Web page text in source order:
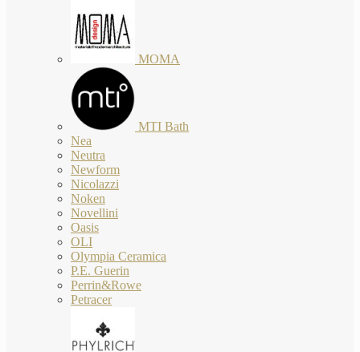
MOMA
MTI Bath
Nea
Neutra
Newform
Nicolazzi
Noken
Novellini
Oasis
OLI
Olympia Ceramica
P.E. Guerin
Perrin&Rowe
Petracer